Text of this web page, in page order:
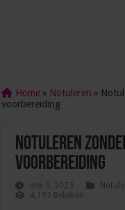
Home » Notuleren »
voorbereiding
Notuleren
voorbereiding
mei 3, 2023
4,192 Bekeken